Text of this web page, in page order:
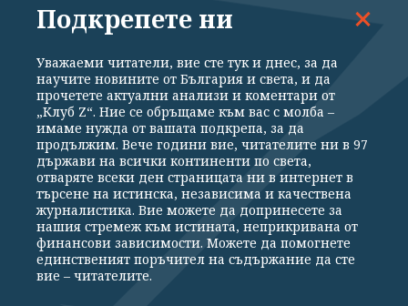
СПОРТ КУЛТУРА ТЕХНОЛОГИИ КАЛЕЙДОСКОП
Общи условия
Политика за поверителност
Реклама
Партньори Контакти
За Клуб Z
Екип
Подкрепете ни
Издател на www.clubz.bg е „Клуб Зебра Медия“ ЕООД, София, ул. "Алеко
Константинов" 3. Всички права запазени 2026 „Клуб Зебра Медия“
Подкрепете ни
Уважаеми читатели, вие сте тук и днес, за да
научите новините от България и света, и да
прочетете актуални анализи и коментари от
„Клуб Z“. Ние се обръщаме към вас с молба –
имаме нужда от вашата подкрепа, за да
продължим. Вече години вие, читателите ни в 97
държави на всички континенти по света,
отваряте всеки ден страницата ни в интернет в
търсене на истинска, независима и качествена
журналистика. Вие можете да допринесете за
нашия стремеж към истината, неприкривана от
финансови зависимости. Можете да помогнете
единственият поръчител на съдържание да сте
вие – читателите.